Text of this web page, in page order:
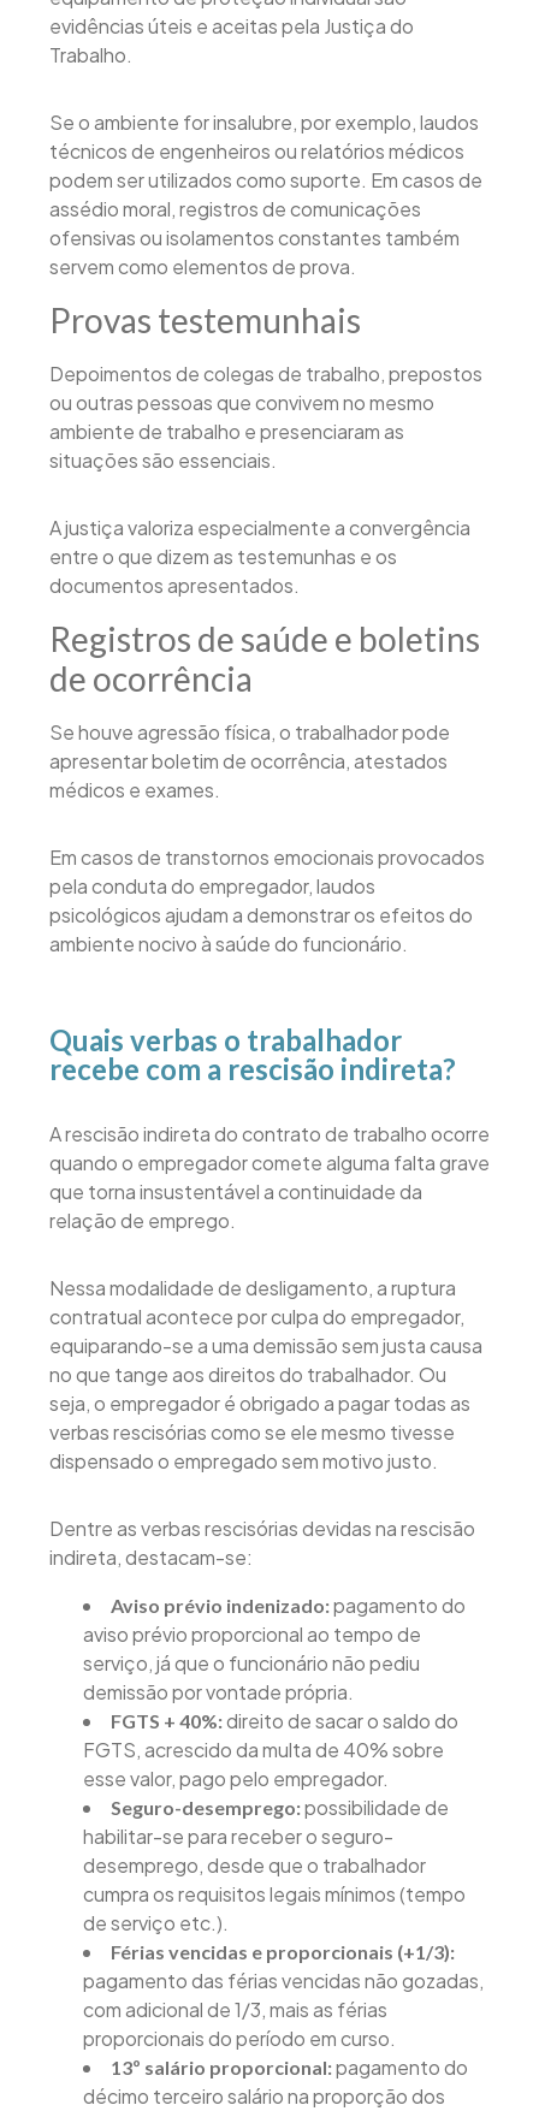
evidências úteis e aceitas pela Justiça do
Trabalho.
Se o ambiente for insalubre, por exemplo, laudos
técnicos de engenheiros ou relatórios médicos
podem ser utilizados como suporte. Em casos de
assédio moral, registros de comunicações
ofensivas ou isolamentos constantes também
servem como elementos de prova.
Provas testemunhais
Depoimentos de colegas de trabalho, prepostos
ou outras pessoas que convivem no mesmo
ambiente de trabalho e presenciaram as
situações são essenciais.
A justiça valoriza especialmente a convergência
entre o que dizem as testemunhas e os
documentos apresentados.
Registros de saúde e boletins
de ocorrência
Se houve agressão física, o trabalhador pode
apresentar boletim de ocorrência, atestados
médicos e exames.
Em casos de transtornos emocionais provocados
pela conduta do empregador, laudos
psicológicos ajudam a demonstrar os efeitos do
ambiente nocivo à saúde do funcionário.
Quais verbas o trabalhador
recebe com a rescisão indireta?
A rescisão indireta do contrato de trabalho ocorre
quando o empregador comete alguma falta grave
que torna insustentável a continuidade da
relação de emprego.
Nessa modalidade de desligamento, a ruptura
contratual acontece por culpa do empregador,
equiparando-se a uma demissão sem justa causa
no que tange aos direitos do trabalhador. Ou
seja, o empregador é obrigado a pagar todas as
verbas rescisórias como se ele mesmo tivesse
dispensado o empregado sem motivo justo.
Dentre as verbas rescisórias devidas na rescisão
indireta, destacam-se:
Aviso prévio indenizado:pagamento do
aviso prévio proporcional ao tempo de
serviço, já que o funcionário não pediu
demissão por vontade própria.
FGTS + 40%:direito de sacar o saldo do
FGTS, acrescido da multa de 40% sobre
esse valor, pago pelo empregador.
Seguro-desemprego:possibilidade de
habilitar-se para receber o seguro-
desemprego, desde que o trabalhador
cumpra os requisitos legais mínimos (tempo
de serviço etc.).
Férias vencidas e proporcionais (+1/3):
pagamento das férias vencidas não gozadas,
com adicional de 1/3, mais as férias
proporcionais do período em curso.
13º salário proporcional:pagamento do
décimo terceiro salário na proporção dos